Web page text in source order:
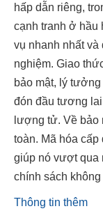
hấp dẫn riêng,
cạnh tranh ở hầu
vụ nhanh nhất và
nghiệm. Giao
bảo mật, lý
đón đầu tương
lượng tử. Về bảo
toàn. Mã hóa
giúp nó vượt qua
chính sách
Thông tin thêm